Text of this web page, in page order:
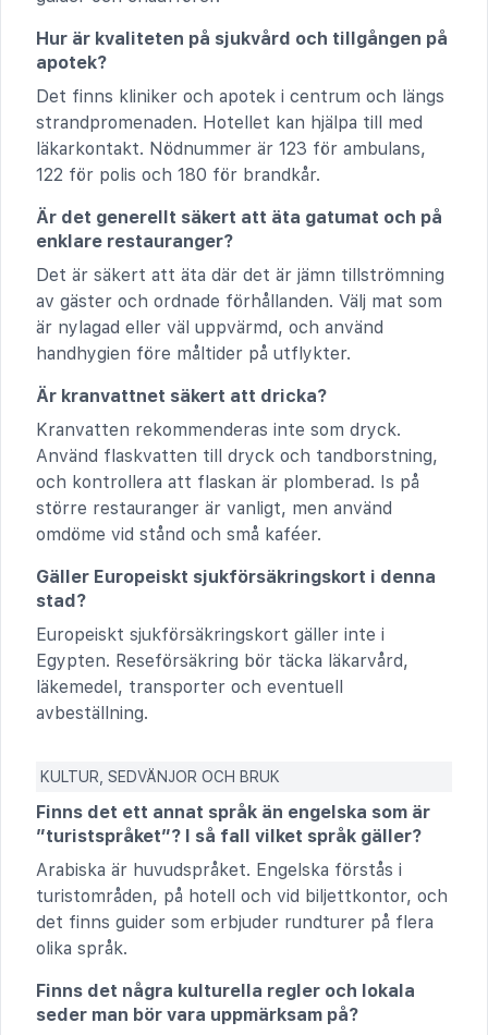
Hur är kvaliteten på sjukvård och tillgången på
apotek?
Det finns kliniker och apotek i centrum och längs
strandpromenaden. Hotellet kan hjälpa till med
läkarkontakt. Nödnummer är 123 för ambulans,
122 för polis och 180 för brandkår.
Är det generellt säkert att äta gatumat och på
enklare restauranger?
Det är säkert att äta där det är jämn tillströmning
av gäster och ordnade förhållanden. Välj mat som
är nylagad eller väl uppvärmd, och använd
handhygien före måltider på utflykter.
Är kranvattnet säkert att dricka?
Kranvatten rekommenderas inte som dryck.
Använd flaskvatten till dryck och tandborstning,
och kontrollera att flaskan är plomberad. Is på
större restauranger är vanligt, men använd
omdöme vid stånd och små kaféer.
Gäller Europeiskt sjukförsäkringskort i denna
stad?
Europeiskt sjukförsäkringskort gäller inte i
Egypten. Reseförsäkring bör täcka läkarvård,
läkemedel, transporter och eventuell
avbeställning.
KULTUR, SEDVÄNJOR OCH BRUK
Finns det ett annat språk än engelska som är
”turistspråket”? I så fall vilket språk gäller?
Arabiska är huvudspråket. Engelska förstås i
turistområden, på hotell och vid biljettkontor, och
det finns guider som erbjuder rundturer på flera
olika språk.
Finns det några kulturella regler och lokala
seder man bör vara uppmärksam på?